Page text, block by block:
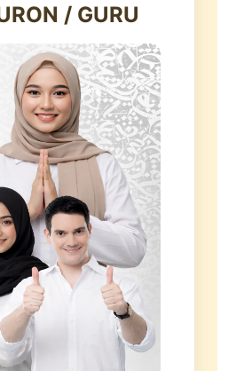
/ GURU